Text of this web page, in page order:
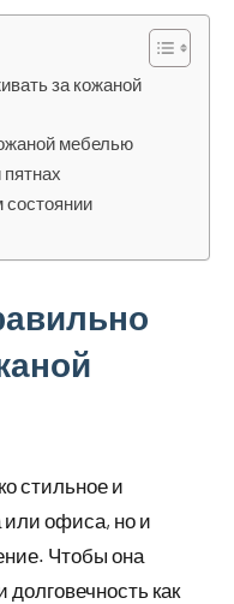
за кожаной
мебелью
пятнах
состоянии
стильное и
офиса, но и
Чтобы она
как